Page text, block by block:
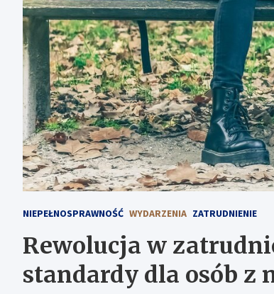
NIEPEŁNOSPRAWNOŚĆ WYDARZENIA ZATRUDNIENIE
Rewolucja w
standardy dla osób z